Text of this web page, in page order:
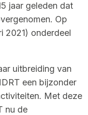
jaar geleden dat
Op
2021) onderdeel
uitbreiding van
een bijzonder
Met deze
nu de